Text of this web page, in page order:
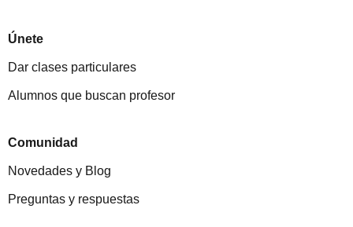
Únete
Dar clases particulares
Alumnos que buscan profesor
Comunidad
Novedades y Blog
Preguntas y respuestas